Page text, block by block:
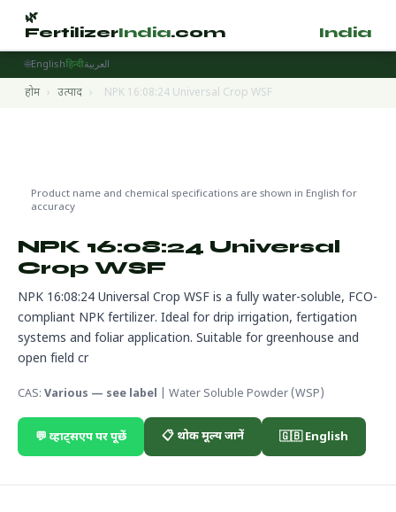
🌿
FertilizerIndia.com India
🌐Englishहिन्दीالعربية
होम › उत्पाद › NPK 16:08:24 Universal Crop WSF
Product name and chemical specifications are shown in English for
accuracy
NPK 16:08:24 Universal
Crop WSF
NPK 16:08:24 Universal Crop WSF is a fully water-soluble, FCO-
compliant NPK fertilizer. Ideal for drip irrigation, fertigation
systems and foliar application. Suitable for greenhouse and
open field cr
CAS: Various — see label | Water Soluble Powder (WSP)
💬 व्हाट्सएप पर पूछें 📋 थोक मूल्य जानें 🇬🇧 English